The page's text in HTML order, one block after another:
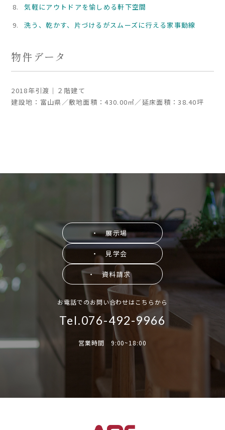
気軽にアウトドアを愉しめる軒下空間
洗う、乾かす、片づけるがスムーズに行える家事動線
物件データ
2018年引渡｜２階建て
建設地：富山県／敷地面積：430.00㎡／延床面積：38.40坪
・ 展示場
・ 見学会
・ 資料請求
お電話でのお問い合わせはこちらから
Tel.076-492-9966
営業時間 9:00~18:00